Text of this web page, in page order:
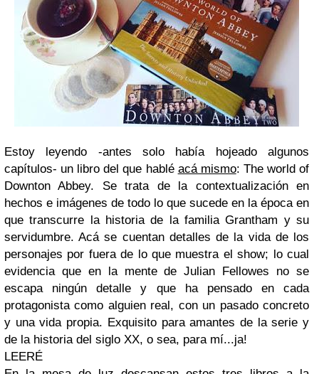
Estoy leyendo -antes solo había hojeado algunos
capítulos- un libro del que hablé acá mismo: The world of
Downton Abbey. Se trata de la contextualización en
hechos e imágenes de todo lo que sucede en la época en
que transcurre la historia de la familia Grantham y su
servidumbre. Acá se cuentan detalles de la vida de los
personajes por fuera de lo que muestra el show; lo cual
evidencia que en la mente de Julian Fellowes no se
escapa ningún detalle y que ha pensado en cada
protagonista como alguien real, con un pasado concreto
y una vida propia. Exquisito para amantes de la serie y
de la historia del siglo XX, o sea, para mí...ja!
LEERÉ